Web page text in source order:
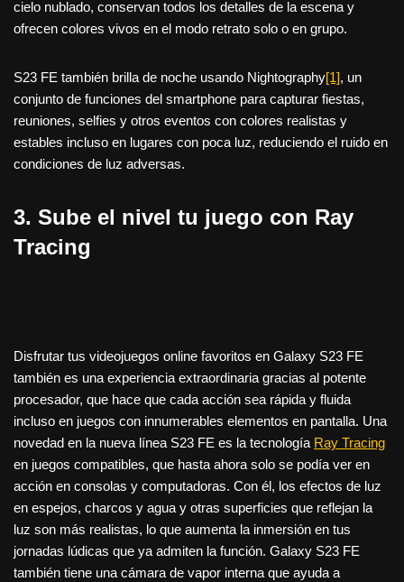
cielo nublado, conservan todos los detalles de la escena y
ofrecen colores vivos en el modo retrato solo o en grupo.
S23 FE también brilla de noche usando Nightography[1], un
conjunto de funciones del smartphone para capturar fiestas,
reuniones, selfies y otros eventos con colores realistas y
estables incluso en lugares con poca luz, reduciendo el ruido en
condiciones de luz adversas.
3. Sube el nivel tu juego con Ray
Tracing
Disfrutar tus videojuegos online favoritos en Galaxy S23 FE
también es una experiencia extraordinaria gracias al potente
procesador, que hace que cada acción sea rápida y fluida
incluso en juegos con innumerables elementos en pantalla. Una
novedad en la nueva línea S23 FE es la tecnología Ray Tracing
en juegos compatibles, que hasta ahora solo se podía ver en
acción en consolas y computadoras. Con él, los efectos de luz
en espejos, charcos y agua y otras superficies que reflejan la
luz son más realistas, lo que aumenta la inmersión en tus
jornadas lúdicas que ya admiten la función. Galaxy S23 FE
también tiene una cámara de vapor interna que ayuda a